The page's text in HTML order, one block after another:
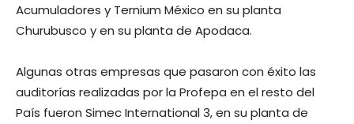
Acumuladores y Ternium México en su planta
Churubusco y en su planta de Apodaca.
Algunas otras empresas que pasaron con éxito las
auditorías realizadas por la Profepa en el resto del
País fueron Simec International 3, en su planta de